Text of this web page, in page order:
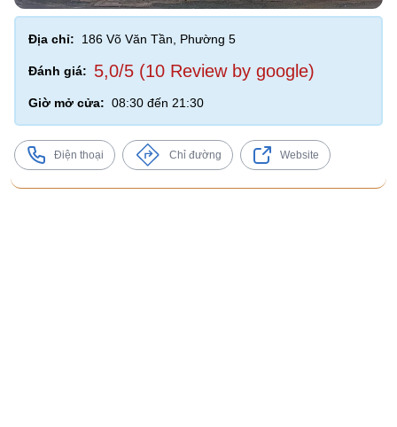
Địa chỉ: 186 Võ Văn Tần, Phường 5
Đánh giá: 5,0/5 (10 Review by google)
Giờ mở cửa: 08:30 đến 21:30
Điện thoại Chỉ đường Website